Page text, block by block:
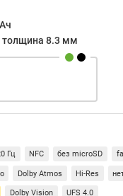
толщина 8.3 мм
Гц NFC без microSD
Dolby Atmos Hi-Res
Dolby Vision UFS 4.0